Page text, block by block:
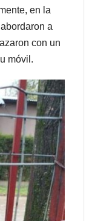
en la
a
con un
móvil.